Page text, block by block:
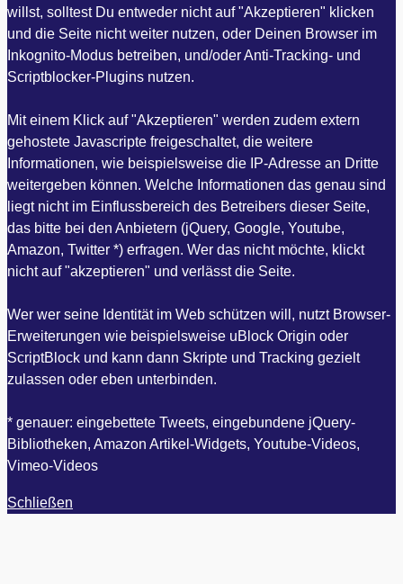
willst, solltest Du entweder nicht auf "Akzeptieren" klicken
und die Seite nicht weiter nutzen, oder Deinen Browser im
Inkognito-Modus betreiben, und/oder Anti-Tracking- und
Scriptblocker-Plugins nutzen.
Mit einem Klick auf "Akzeptieren" werden zudem extern
gehostete Javascripte freigeschaltet, die weitere
Informationen, wie beispielsweise die IP-Adresse an Dritte
weitergeben können. Welche Informationen das genau sind
liegt nicht im Einflussbereich des Betreibers dieser Seite,
das bitte bei den Anbietern (jQuery, Google, Youtube,
Amazon, Twitter *) erfragen. Wer das nicht möchte, klickt
nicht auf "akzeptieren" und verlässt die Seite.
Wer wer seine Identität im Web schützen will, nutzt Browser-
Erweiterungen wie beispielsweise uBlock Origin oder
ScriptBlock und kann dann Skripte und Tracking gezielt
zulassen oder eben unterbinden.
* genauer: eingebettete Tweets, eingebundene jQuery-
Bibliotheken, Amazon Artikel-Widgets, Youtube-Videos,
Vimeo-Videos
Schließen